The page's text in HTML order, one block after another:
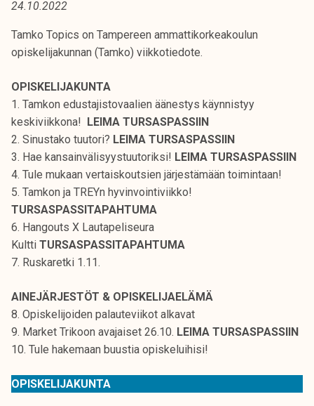
t
i
r
k
e
a
k
o
u
l
u
n
o
s
k
e
i
j
24.10.2022
Tamko Topics on Tampereen ammattikorkeakoulun
opiskelijakunnan (Tamko) viikkotiedote.
OPISKELIJAKUNTA
1. Tamkon edustajistovaalien äänestys käynnistyy
keskiviikkona!
LEIMA TURSASPASSIIN
2. Sinustako tuutori? LEIMA TURSASPASSIIN
3. Hae kansainvälisyystuutoriksi! LEIMA TURSASPASSIIN
4. Tule mukaan vertaiskoutsien järjestämään toimintaan!
5. Tamkon ja TREYn hyvinvointiviikko!
TURSASPASSITAPAHTUMA
6. Hangouts X Lautapeliseura
Kultti TURSASPASSITAPAHTUMA
7. Ruskaretki 1.11.
AINEJÄRJESTÖT & OPISKELIJAELÄMÄ
8. Opiskelijoiden palauteviikot alkavat
9. Market Trikoon avajaiset 26.10. LEIMA TURSASPASSIIN
10. Tule hakemaan buustia opiskeluihisi!
OPISKELIJAKUNTA